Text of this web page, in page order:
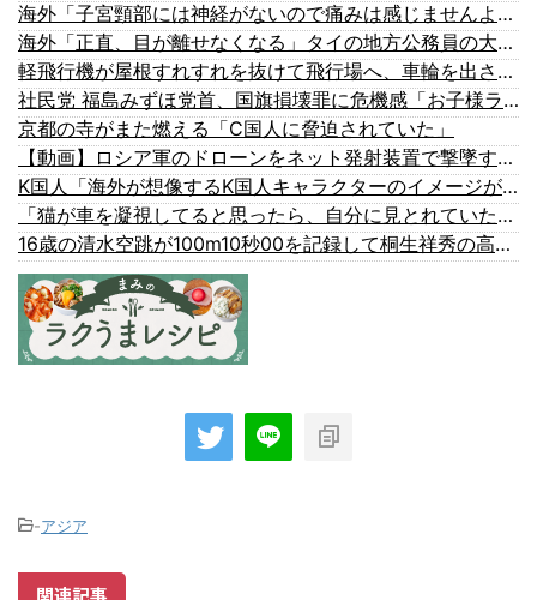
海外「子宮頸部には神経がないので痛みは感じませんよ」医者に真顔で言われた一言…
海外「正直、目が離せなくなる」タイの地方公務員の大胆メイクが話題に【海外の反応】
軽飛行機が屋根すれすれを抜けて飛行場へ、車輪を出さないまま胴体着陸「これよりひどい着陸なら山ほど見てきた」【海外の反応】
社民党 福島みずほ党首、国旗損壊罪に危機感「お子様ランチの日の丸は折っても破っても処罰されない、 どうでしょう。本当にそうなのか」
京都の寺がまた燃える「C国人に脅迫されていた」
【動画】ロシア軍のドローンをネット発射装置で撃墜するウクライナ。
K国人「海外が想像するK国人キャラクターのイメージがこちら・・・」
「猫が車を凝視してると思ったら、自分に見とれていた…」（動画）
16歳の清水空跳が100m10秒00を記録して桐生祥秀の高校記録を更新、海外陸上競技ファンも大衝撃（海外の反応）
-アジア
関連記事